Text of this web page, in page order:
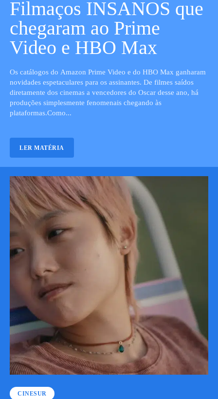
Filmaços INSANOS que
chegaram ao Prime
Video e HBO Max
Os catálogos do Amazon Prime Video e do HBO Max ganharam
novidades espetaculares para os assinantes. De filmes saídos
diretamente dos cinemas a vencedores do Oscar desse ano, há
produções simplesmente fenomenais chegando às
plataformas.Como...
LER MATÉRIA
CINESUR